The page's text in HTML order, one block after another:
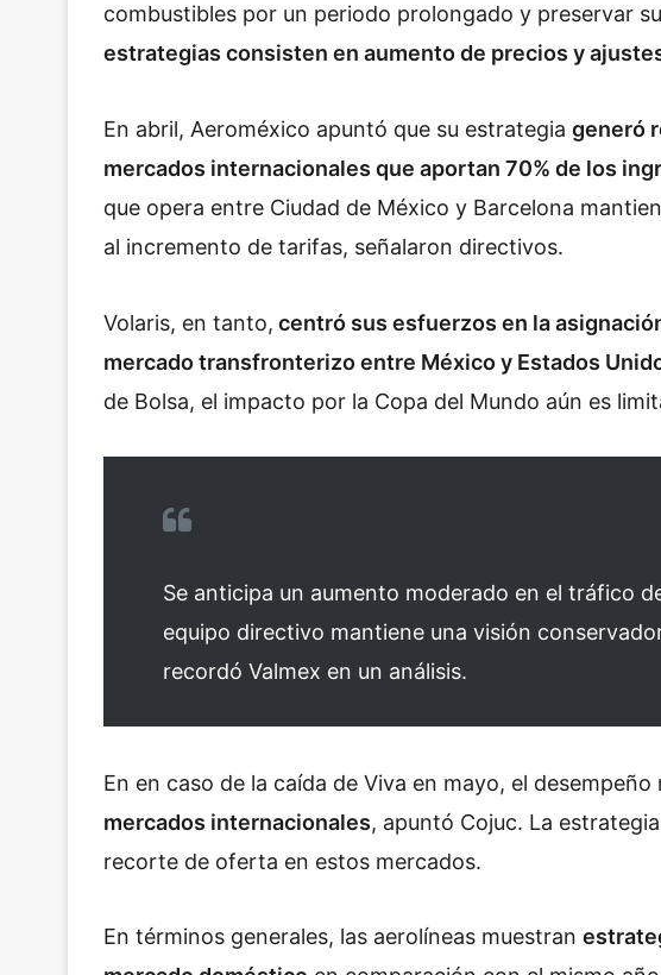
combustibles por un periodo prolongado y preservar
estrategias consisten en aumento de precios y
En abril, Aeroméxico apuntó que su estrategia generó
mercados internacionales que aportan 70% de los
que opera entre Ciudad de México y Barcelona
al incremento de tarifas, señalaron directivos.
Volaris, en tanto, centró sus esfuerzos en la
mercado transfronterizo entre México y Estados
de Bolsa, el impacto por la Copa del Mundo aún es
Se anticipa un aumento moderado en el tráfico
equipo directivo mantiene una visión
recordó Valmex en un análisis.
En en caso de la caída de Viva en mayo, el desempeño
mercados internacionales, apuntó Cojuc. La
recorte de oferta en estos mercados.
En términos generales, las aerolíneas muestran